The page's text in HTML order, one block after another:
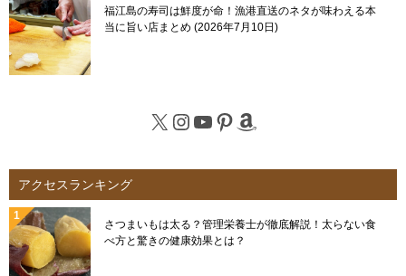
福江島の寿司は鮮度が命！漁港直送のネタが味わえる本
当に旨い店まとめ 2026年7月10日
X Instagram
YouTube
Pinterest
Amazon
アクセスランキング
さつまいもは太る？管理栄養士が徹底解説！太らない食
べ方と驚きの健康効果とは？